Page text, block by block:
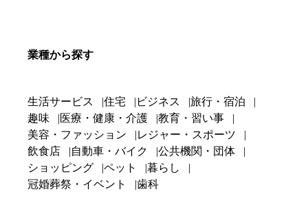
業種から探す
生活サービス 住宅 ビジネス
旅行・宿泊
趣味
医療・健康・介護
教育・習い事
美容・ファッション
レジャー・スポーツ
飲食店
自動車・バイク
公共機関・団体
ショッピング
ペット
暮らし
冠婚葬祭・イベント
歯科